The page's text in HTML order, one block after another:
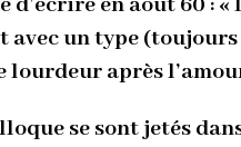
un type
après
se sont jetés